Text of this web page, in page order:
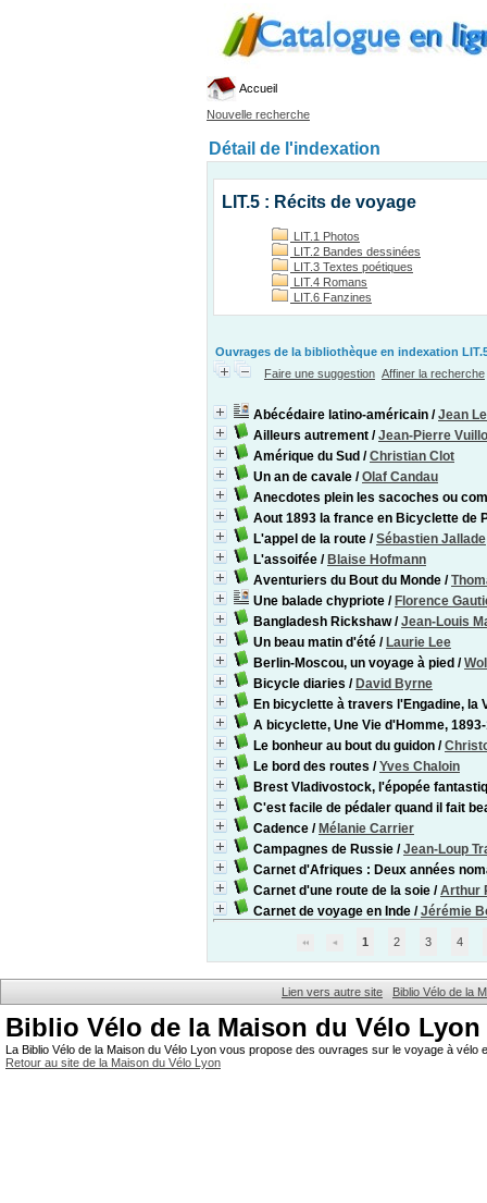
Accueil
Nouvelle recherche
Détail de l'indexation
LIT.5 : Récits de voyage
LIT.1 Photos
LIT.2 Bandes dessinées
LIT.3 Textes poétiques
LIT.4 Romans
LIT.6 Fanzines
Ouvrages de la bibliothèque en indexation
Faire une suggestion Affiner la recherche
Abécédaire latino-américain /Jean
Ailleurs autrement /Jean-Pierre
Amérique du Sud /Christian Clot
Un an de cavale /Olaf Candau
Anecdotes plein les sacoches ou
Aout 1893 la france en Bicyclette de
L'appel de la route /Sébastien Jallade
L'assoifée / Blaise Hofmann
Aventuriers du Bout du Monde /
Une balade chypriote / Florence
Bangladesh Rickshaw/Jean-Louis
Un beau matin d'été / Laurie Lee
Berlin-Moscou, un voyage à pied /
Bicycle diaries / David Byrne
En bicyclette à travers l'Engadine, la
A bicyclette, Une Vie d'Homme,
Le bonheur au bout du guidon /
Le bord des routes /Yves Chaloin
Brest Vladivostock, l'épopée
C'est facile de pédaler quand il fait
Cadence / Mélanie Carrier
Campagnes de Russie /Jean-Loup
Carnet d'Afriques : Deux années
Carnet d'une route de la soie /Arthur
Carnet de voyage en Inde /Jérémie
1 2 3 4
Lien vers autre site Biblio Vélo de la
Biblio Vélo de la Maison du Vélo Lyon
La Biblio Vélo de la Maison du Vélo Lyon vous propose des ouvrages sur le voyage à
Retour au site de la Maison du Vélo Lyon